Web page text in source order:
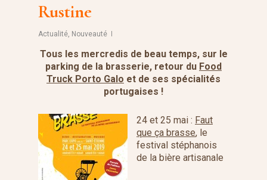
Rustine
Actualité, Nouveauté
Tous les mercredis de beau temps, sur le
parking de la brasserie, retour du Food
Truck Porto Galo et de ses spécialités
portugaises !
24 et 25 mai : Faut
que ça brasse, le
festival stéphanois
de la bière artisanale